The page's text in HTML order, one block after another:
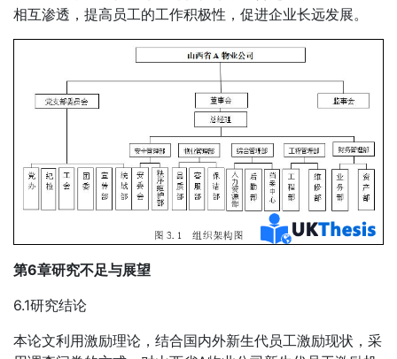
相互渗透，提高员工的工作积极性，促进企业长远发展。
第6章研究不足与展望
6.1研究结论
本论文利用激励理论，结合国内外新生代员工激励现状，采